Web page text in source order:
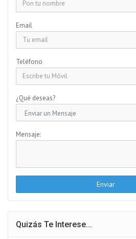
Email
Teléfono
¿Qué deseas?
Mensaje:
Enviar
Quizás Te Interese...